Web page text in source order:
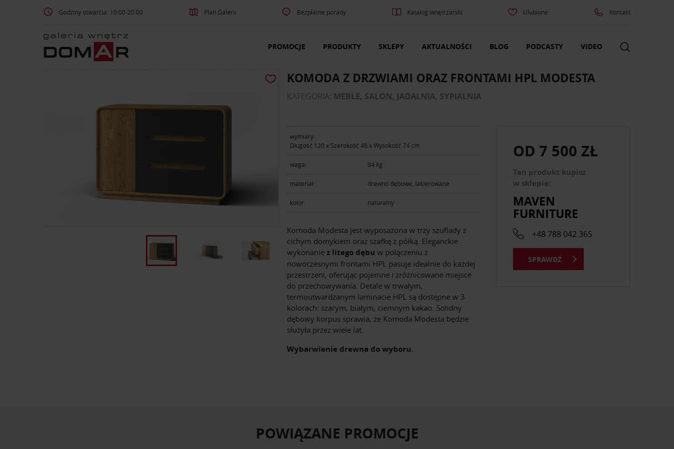
Godziny otwarcia: 10:00-20:00 Plan Galerii Bezpłatne porady Katalog wnętrzarski Ulubione Kontakt
PROMOCJE PRODUKTY SKLEPY AKTUALNOŚCI BLOG PODCASTY VIDEO
KOMODA Z DRZWIAMI ORAZ FRONTAMI HPL MODESTA
KATEGORIA: MEBLE, SALON, JADALNIA, SYPIALNIA
wymiary:
Długość 120 х Szerokość 46 х Wysokość 74 cm
waga: 84 kg
materiał: drewno dębowe, lakierowane
kolor: naturalny
Komoda Modesta jest wyposażona w trzy szuflady z
cichym domykiem oraz szafkę z półką. Eleganckie
wykonanie z litego dębu w połączeniu z
nowoczesnymi frontami HPL pasuje idealnie do każdej
przestrzeni, oferując pojemne i zróżnicowane miejsce
do przechowywania. Detale w trwałym,
termoutwardzanym laminacie HPL są dostępne w 3
kolorach: szarym, białym, ciemnym kakao. Solidny
dębowy korpus sprawia, że Komoda Modesta będzie
służyła przez wiele lat.
Wybarwienie drewna do wyboru.
OD 7 500 ZŁ
Ten produkt kupisz
w sklepie:
MAVEN
FURNITURE
+48 788 042 365
SPRAWDŹ
POWIĄZANE PROMOCJE